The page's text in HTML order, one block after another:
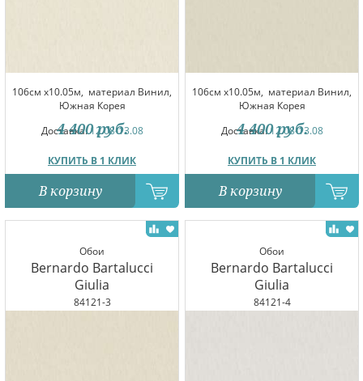
106см x10.05м, материал Винил,
Южная Корея
Доставка:12.08-13.08
КУПИТЬ В 1 КЛИК
4 400 руб.
В корзину
106см x10.05м, материал Винил,
Южная Корея
Доставка:12.08-13.08
КУПИТЬ В 1 КЛИК
4 400 руб.
В корзину
Обои
Bernardo Bartalucci
Giulia
84121-3
Обои
Bernardo Bartalucci
Giulia
84121-4